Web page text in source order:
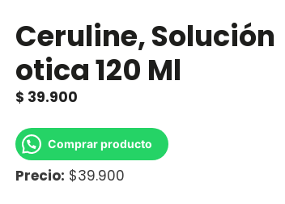
Ceruline, Solución
otica 120 Ml
$ 39.900
Comprar producto
Precio: $39.900